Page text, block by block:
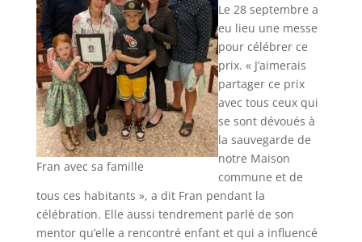
Fran avec sa famille
Le 28 septembre a
eu lieu une messe
pour célébrer ce
prix. « J’aimerais
partager ce prix
avec tous ceux qui
se sont dévoués à
la sauvegarde de
notre Maison
commune et de
tous ces habitants », a dit Fran pendant la
célébration. Elle aussi tendrement parlé de son
mentor qu’elle a rencontré enfant et qui a influencé